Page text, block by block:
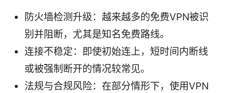
防火墙检测升级：越来越多的免费VPN被识
别并阻断，尤其是知名免费路线。
连接不稳定：即使初始连上，短时间内断线
或被强制断开的情况较常见。
法规与合规风险：在部分情形下，使用VPN